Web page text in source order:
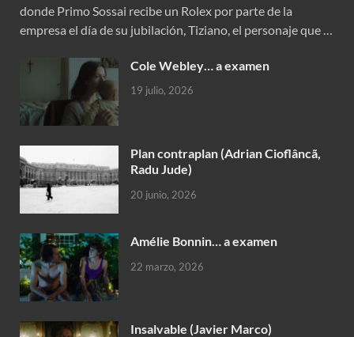
donde Primo Sossai recibe un Rolex por parte de la
empresa el día de su jubilación, Tiziano, el personaje que …
Cole Webley… a examen
19 julio, 2026
Plan contraplan (Adrian Cioflâncã,
Radu Jude)
20 junio, 2026
Amélie Bonnin… a examen
22 marzo, 2026
Insalvable (Javier Marco)